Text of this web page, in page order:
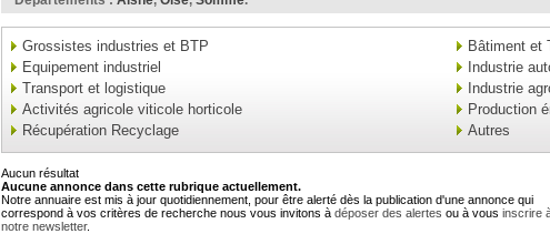
Grossistes industries et BTP
Equipement industriel
Transport et logistique
Activités agricole viticole horticole
Récupération Recyclage
Bâtiment et
Industrie
Industrie
Production
Autres
Aucun résultat
Aucune annonce dans cette rubrique actuellement.
Notre annuaire est mis à jour quotidiennement, pour être alerté dès la publication d'une annonce qui
correspond à vos critères de recherche nous vous invitons à déposer des alertes ou à vous inscrire
notre newsletter.